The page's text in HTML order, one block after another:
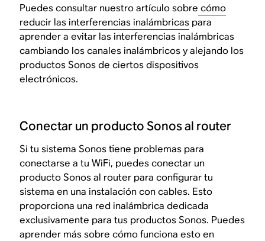
Puedes consultar nuestro artículo sobre cómo
reducir las interferencias inalámbricas para
aprender a evitar las interferencias inalámbricas
cambiando los canales inalámbricos y alejando los
productos Sonos de ciertos dispositivos
electrónicos.
Conectar un producto Sonos al router
Si tu sistema Sonos tiene problemas para
conectarse a tu WiFi, puedes conectar un
producto Sonos al router para configurar tu
sistema en una instalación con cables. Esto
proporciona una red inalámbrica dedicada
exclusivamente para tus productos Sonos. Puedes
aprender más sobre cómo funciona esto en